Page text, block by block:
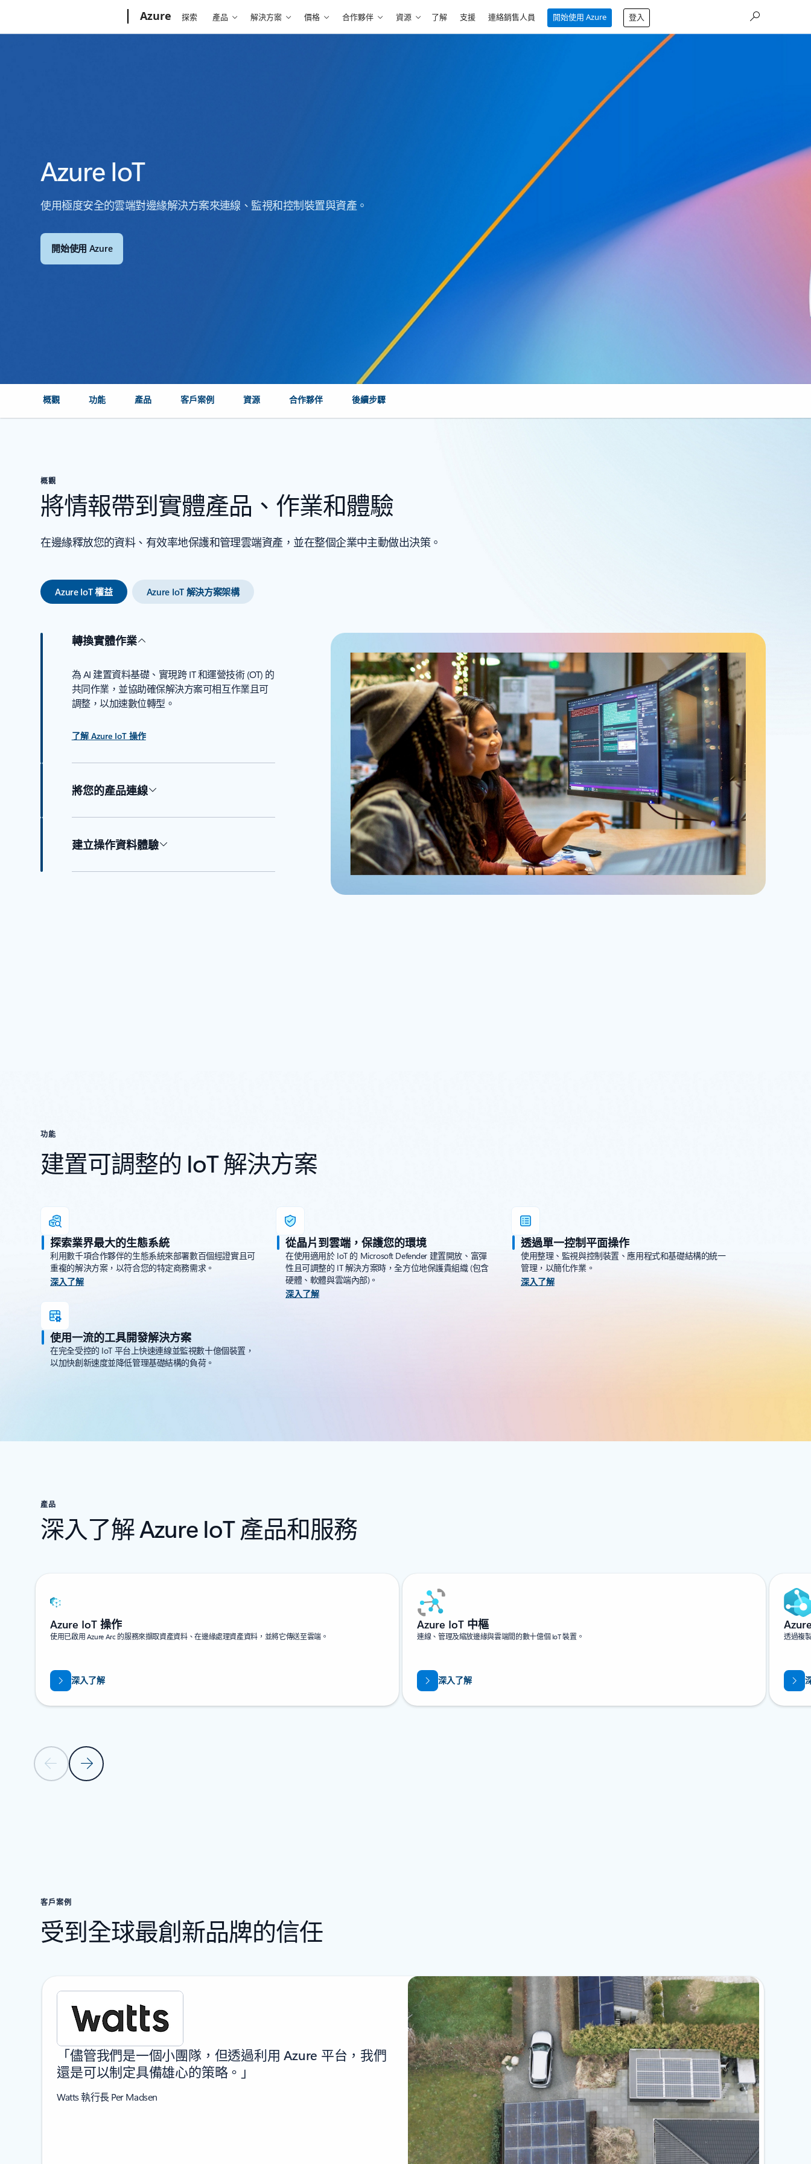
Azure 探索 產品 解決方案 價格 合作夥伴 資源 了解 支援 連絡銷售人員 開始使用 Azure 登入
Azure IoT
使用極度安全的雲端對邊緣解決方案來連線、監視和控制裝置與資產。
開始使用 Azure
概觀 功能 產品 客戶案例 資源 合作夥伴 後續步驟
概觀
將情報帶到實體產品、作業和體驗
在邊緣釋放您的資料、有效率地保護和管理雲端資產，並在整個企業中主動做出決策。
Azure IoT 權益 Azure IoT 解決方案架構
轉換實體作業
為 AI 建置資料基礎、實現跨 IT 和運營技術 (OT) 的
共同作業，並協助確保解決方案可相互作業且可
調整，以加速數位轉型。
了解 Azure IoT 操作
將您的產品連線
建立操作資料體驗
功能
建置可調整的 IoT 解決方案
探索業界最大的生態系統
利用數千項合作夥伴的生態系統來部署數百個經證實且可
重複的解決方案，以符合您的特定商務需求。
深入了解
從晶片到雲端，保護您的環境
在使用適用於 IoT 的 Microsoft Defender 建置開放、富彈
性且可調整的 IT 解決方案時，全方位地保護貴組織 (包含
硬體、軟體與雲端內部)。
深入了解
透過單一控制平面操作
使用整理、監視與控制裝置、應用程式和基礎結構的統一
管理，以簡化作業。
深入了解
使用一流的工具開發解決方案
在完全受控的 IoT 平台上快速連線並監視數十億個裝置，
以加快創新速度並降低管理基礎結構的負荷。
產品
深入了解 Azure IoT 產品和服務
顯示 1-2 張投影片 (共 6 張)
上一張投影片下一張投影片
Azure IoT 操作
使用已啟用 Azure Arc 的服務來擷取資產資料、在邊緣處理資產資料，並將它傳送至雲端。
深入了解
Azure IoT 中樞
連線、管理及縮放邊緣與雲端間的數十億個 IoT 裝置。
深入了解
透過複
客戶案例
受到全球最創新品牌的信任
顯示 1 張投影片 (共 6 張)
「儘管我們是一個小團隊，但透過利用 Azure 平台，我們
還是可以制定具備雄心的策略。」
Watts 執行長 Per Madsen